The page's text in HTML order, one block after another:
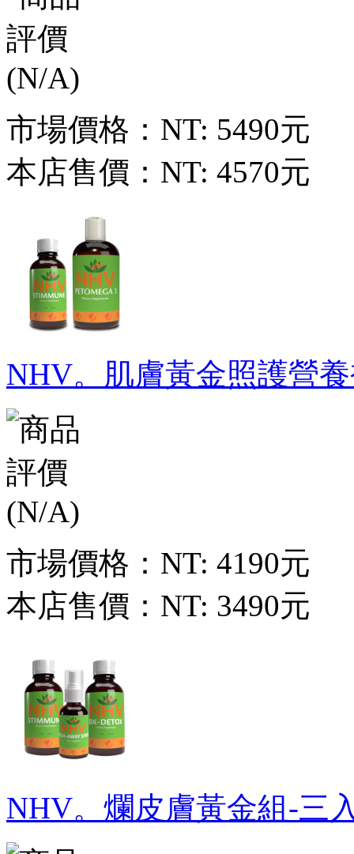
市場價格： NT: 5490元
本店售價： NT: 4570元
NHV。肌膚黃金照護營
市場價格： NT: 4190元
本店售價： NT: 3490元
NHV。爛皮膚黃金組-三